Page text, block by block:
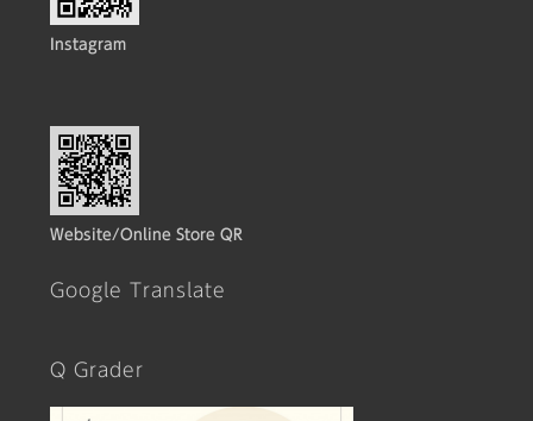
Instagram
Website/Online Store QR
Google Translate
Q Grader